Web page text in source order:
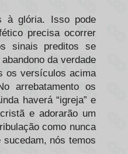
à glória. Isso pode
precisa ocorrer
sinais preditos se
da verdade
os versículos acima
arrebatamento os
haverá “igreja” e
e adorarão um
como nunca
nós temos